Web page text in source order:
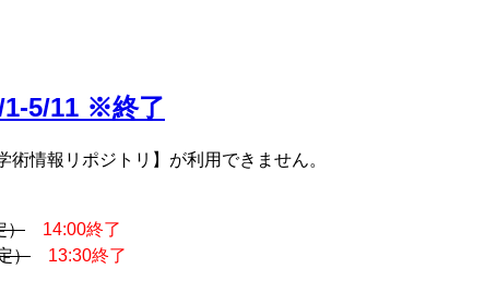
1-5/11 ※終了
情報リポジトリ】が利用できません。
）
14:00終了
） 13:30終了